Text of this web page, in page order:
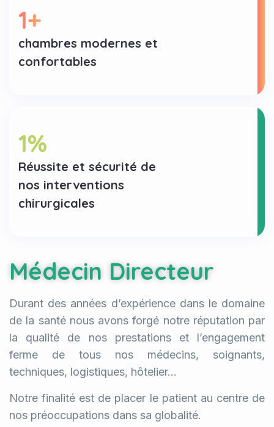
1+
chambres modernes et
confortables
1%
Réussite et sécurité de
nos interventions
chirurgicales
Médecin Directeur
Durant des années d’expérience dans le domaine
de la santé nous avons forgé notre réputation par
la qualité de nos prestations et l’engagement
ferme de tous nos médecins, soignants,
techniques, logistiques, hôtelier…
Notre finalité est de placer le patient au centre de
nos préoccupations dans sa globalité.